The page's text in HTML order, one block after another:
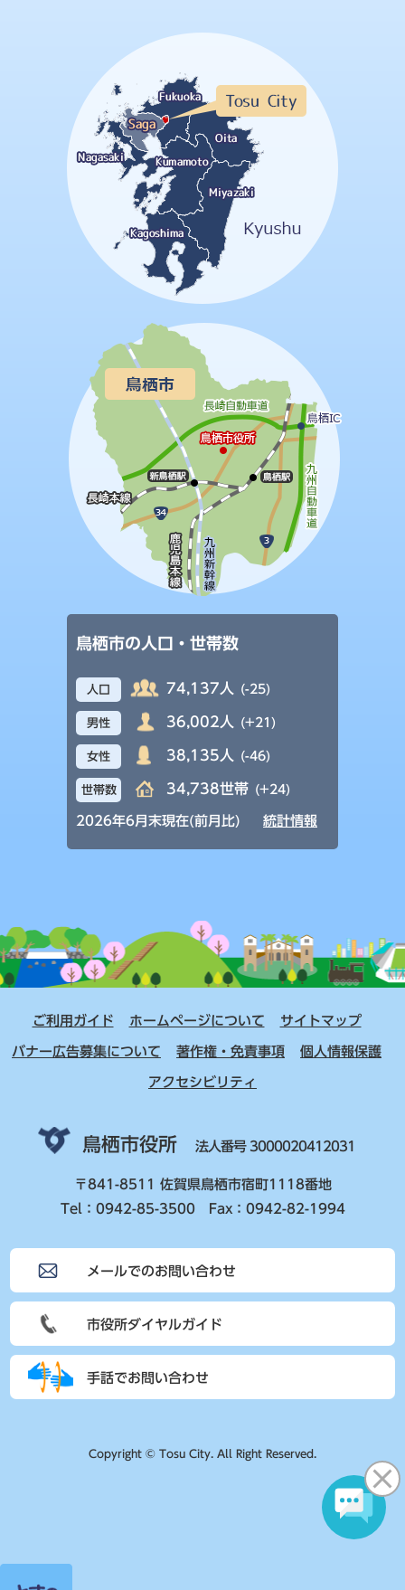
鳥栖市の人口・世帯数
人口 74,137人 (-25)
男性 36,002人 (+21)
女性 38,135人 (-46)
世帯数 34,738世帯 (+24)
2026年6月末現在(前月比) 統計情報
ご利用ガイド ホームページについて サイトマップ
バナー広告募集について 著作権・免責事項 個人情報保護
アクセシビリティ
鳥栖市役所 法人番号 3000020412031
〒841-8511 佐賀県鳥栖市宿町1118番地
Tel：0942-85-3500 Fax：0942-82-1994
メールでのお問い合わせ
市役所ダイヤルガイド
手話でお問い合わせ
Copyright © Tosu City. All Right Reserved.